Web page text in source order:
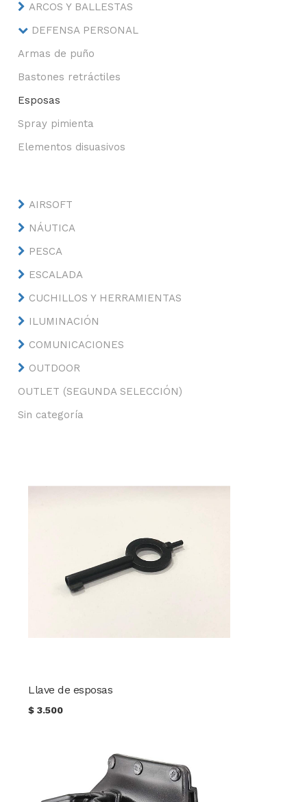
ARCOS Y BALLESTAS
DEFENSA PERSONAL
Armas de puño
Bastones retráctiles
Esposas
Spray pimienta
Elementos disuasivos
AIRSOFT
NÁUTICA
PESCA
ESCALADA
CUCHILLOS Y HERRAMIENTAS
ILUMINACIÓN
COMUNICACIONES
OUTDOOR
OUTLET (SEGUNDA SELECCIÓN)
Sin categoría
Llave de esposas
$3.500